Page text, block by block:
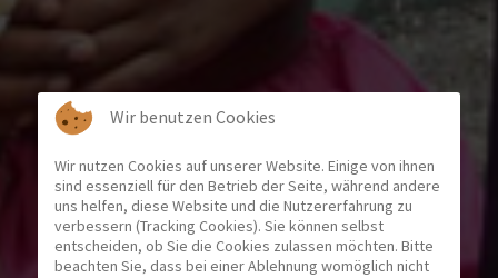
Wir benutzen Cookies
Wir nutzen Cookies auf unserer Website. Einige von ihnen
sind essenziell für den Betrieb der Seite, während andere
uns helfen, diese Website und die Nutzererfahrung zu
verbessern (Tracking Cookies). Sie können selbst
entscheiden, ob Sie die Cookies zulassen möchten. Bitte
beachten Sie, dass bei einer Ablehnung womöglich nicht